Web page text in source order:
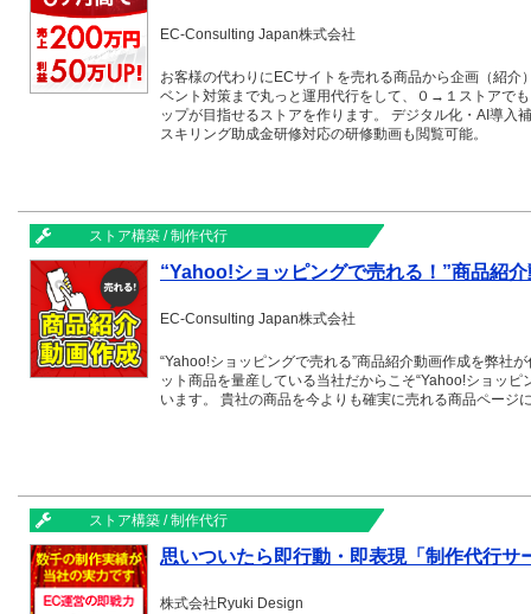
EC-Consulting Japan株式会社
お客様の代わりにECサイトを売れる商品から企画（紹
ベント対策まで丸っと運用代行をして、０→１ストアで
ップが目指せるストアを作ります。 デジタル化・AI導入
スキリング助成金研修対応の研修動画も閲覧可能。
ストア構築 / 制作代行
“Yahoo!ショッピングで売れる！”商品紹
EC-Consulting Japan株式会社
“Yahoo!ショッピングで売れる”商品紹介動画作成を弊社
ット商品を量産している当社だからこそ“Yahoo!ショッ
います。 貴社の商品を今よりも確実に売れる商品ページ
ストア構築 / 制作代行
思いついたら即行動・即表現「制作代行サ
株式会社Ryuki Design